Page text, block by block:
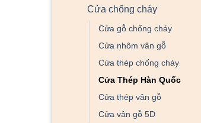
Cửa chống cháy
Cửa gỗ chống cháy
Cửa nhôm vân gỗ
Cửa thép chống cháy
Cửa Thép Hàn Quốc
Cửa thép vân gỗ
Cửa vân gỗ 5D